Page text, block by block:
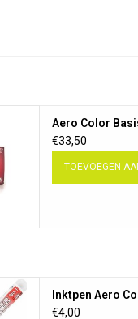
Aero Color
€33,50
TOEVOEGEN
Inktpen Aero
€4,00